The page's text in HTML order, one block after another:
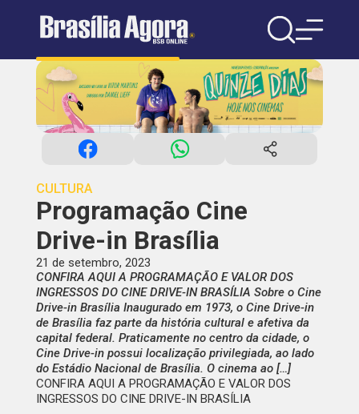
CULTURA
Programação Cine
Drive-in Brasília
21 de setembro, 2023
CONFIRA AQUI A PROGRAMAÇÃO E VALOR DOS
INGRESSOS DO CINE DRIVE-IN BRASÍLIA Sobre o Cine
Drive-in Brasília Inaugurado em 1973, o Cine Drive-in
de Brasília faz parte da história cultural e afetiva da
capital federal. Praticamente no centro da cidade, o
Cine Drive-in possui localização privilegiada, ao lado
do Estádio Nacional de Brasília. O cinema ao […]
CONFIRA AQUI A PROGRAMAÇÃO E VALOR DOS
INGRESSOS DO CINE DRIVE-IN BRASÍLIA